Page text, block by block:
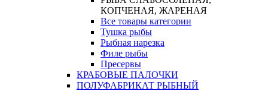
КОПЧЕНАЯ, ЖАРЕНАЯ
Все товары категории
Тушка рыбы
Рыбная нарезка
Филе рыбы
Пресервы
КРАБОВЫЕ ПАЛОЧКИ
ПОЛУФАБРИКАТ РЫБНЫЙ